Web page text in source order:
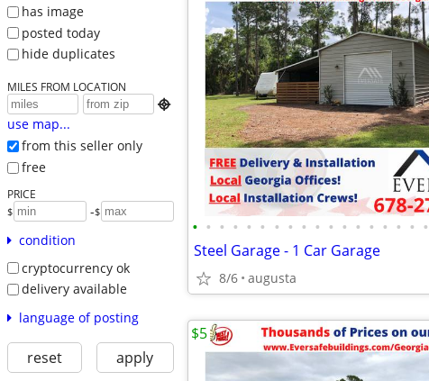
has image
posted today
hide duplicates
MILES FROM LOCATION

use map...
from this seller only
free
PRICE
$ -$
condition
cryptocurrency ok
delivery available
language of posting
reset apply
• • • • • • • • • • • • • • • • • •
Steel Garage - 1 Car Garage
8/6 augusta
$5